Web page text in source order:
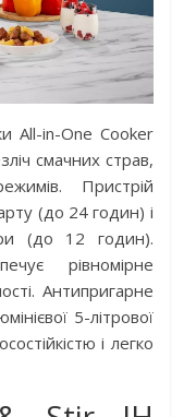
All-in-One Cooker
смачних страв,
Пристрій
(до 24 годин) і
(до 12 годин).
рівномірне
Антипригарне
5-літрової
і легко